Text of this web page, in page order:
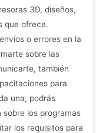
3D, diseños,
que ofrece.
o errores en la
sobre las
también
para
una, podrás
los programas
los requisitos para